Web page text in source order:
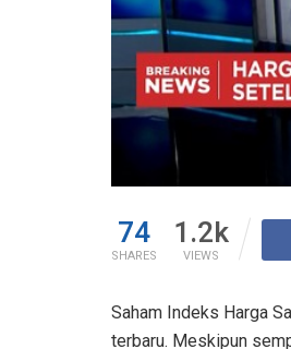
74
SHARES
1.2k
VIEWS
Saham Indeks Harga
terbaru. Meskipun